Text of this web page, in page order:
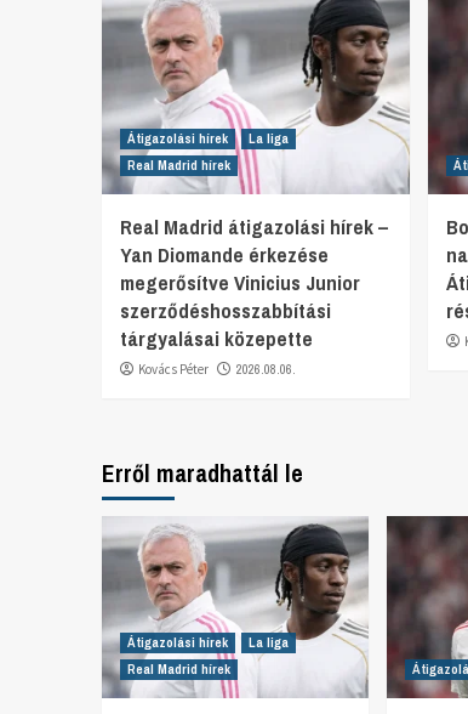
Átigazolási hírek
La liga
Real Madrid hírek
Real Madrid átigazolási hírek –
Yan Diomande érkezése
megerősítve Vinicius Junior
szerződéshosszabbítási
tárgyalásai közepette
Kovács Péter 2026.08.06.
Erről maradhattál le
Átigazolási hírek
La liga
Real Madrid hírek